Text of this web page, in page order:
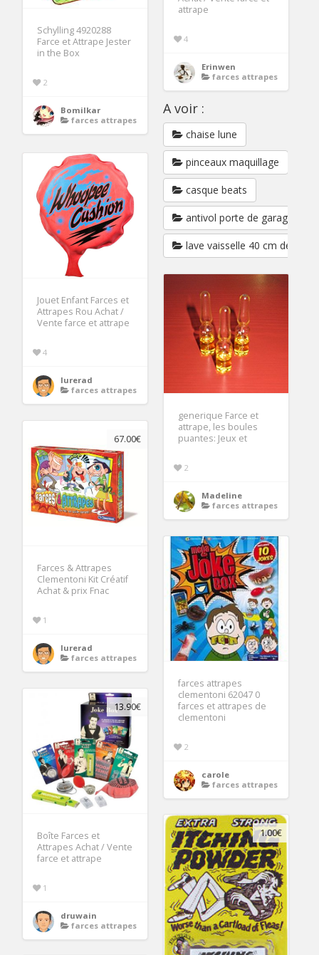
Schylling 4920288
Farce et Attrape Jester
in the Box
2
Bomilkar
farces attrapes
attrape
4
Erinwen
farces attrapes
A voir :
chaise lune
pinceaux maquillage
casque beats
antivol porte de garage
lave vaisselle 40 cm de large
Jouet Enfant Farces et
Attrapes Rou Achat /
Vente farce et attrape
4
lurerad
farces attrapes
generique Farce et
attrape, les boules
puantes: Jeux et
2
Madeline
farces attrapes
67.00€
Farces & Attrapes
Clementoni Kit Créatif
Achat & prix Fnac
1
lurerad
farces attrapes
farces attrapes
clementoni 62047 0
farces et attrapes de
clementoni
2
carole
farces attrapes
13.90€
Boîte Farces et
Attrapes Achat / Vente
farce et attrape
1
druwain
farces attrapes
1.00€